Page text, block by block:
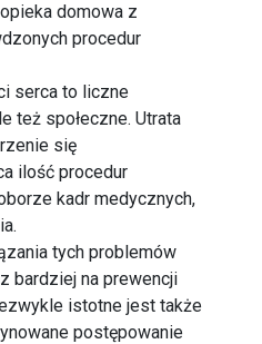
domowa z
procedur
serca to liczne
też społeczne. Utrata
się
ilość procedur
kadr medycznych,
tych problemów
bardziej na prewencji
istotne jest także
postępowanie